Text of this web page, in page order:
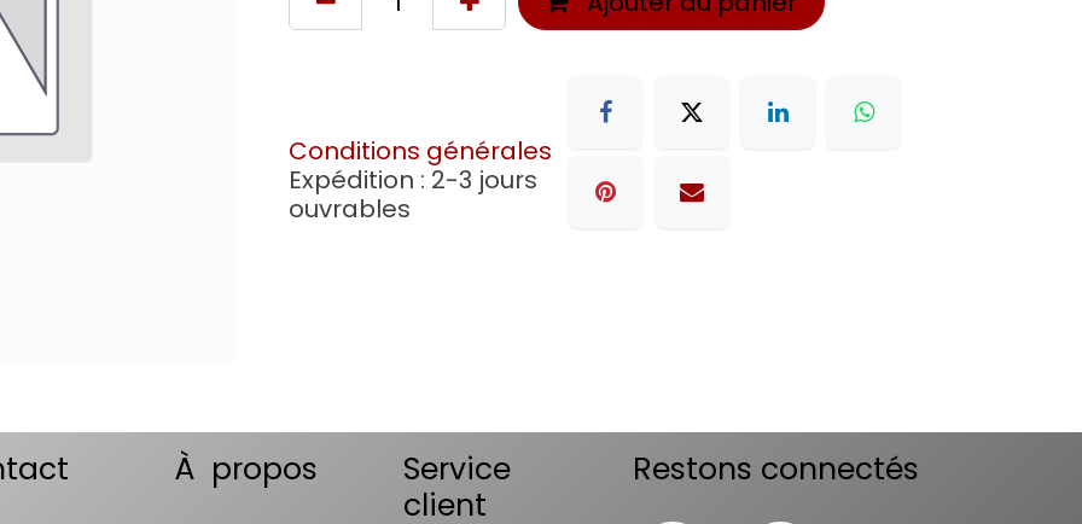
Conditions générales
Expédition : 2-3 jours
ouvrables
À propos
Service
client
Restons connectés